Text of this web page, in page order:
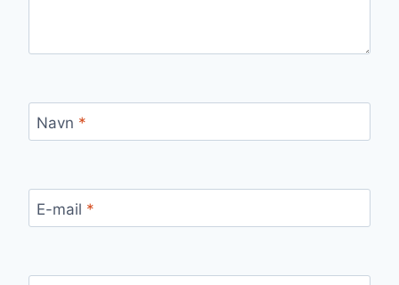
Navn *
E-mail *